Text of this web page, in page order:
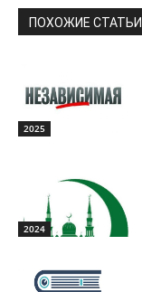
ПОХОЖИЕ СТАТЬИ
2025
2024